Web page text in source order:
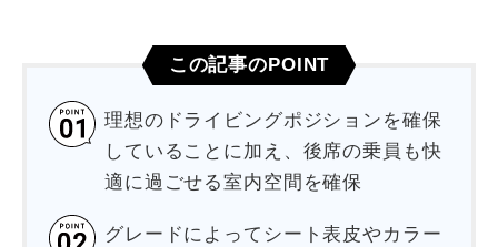
この記事のPOINT
理想のドライビングポジションを確保
していることに加え、後席の乗員も快
適に過ごせる室内空間を確保
グレードによってシート表皮やカラー